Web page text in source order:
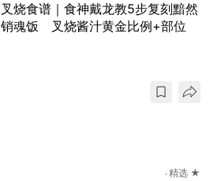
叉烧食谱｜食神戴龙教5步复刻黯然
销魂饭 叉烧酱汁黄金比例+部位
精选 ★